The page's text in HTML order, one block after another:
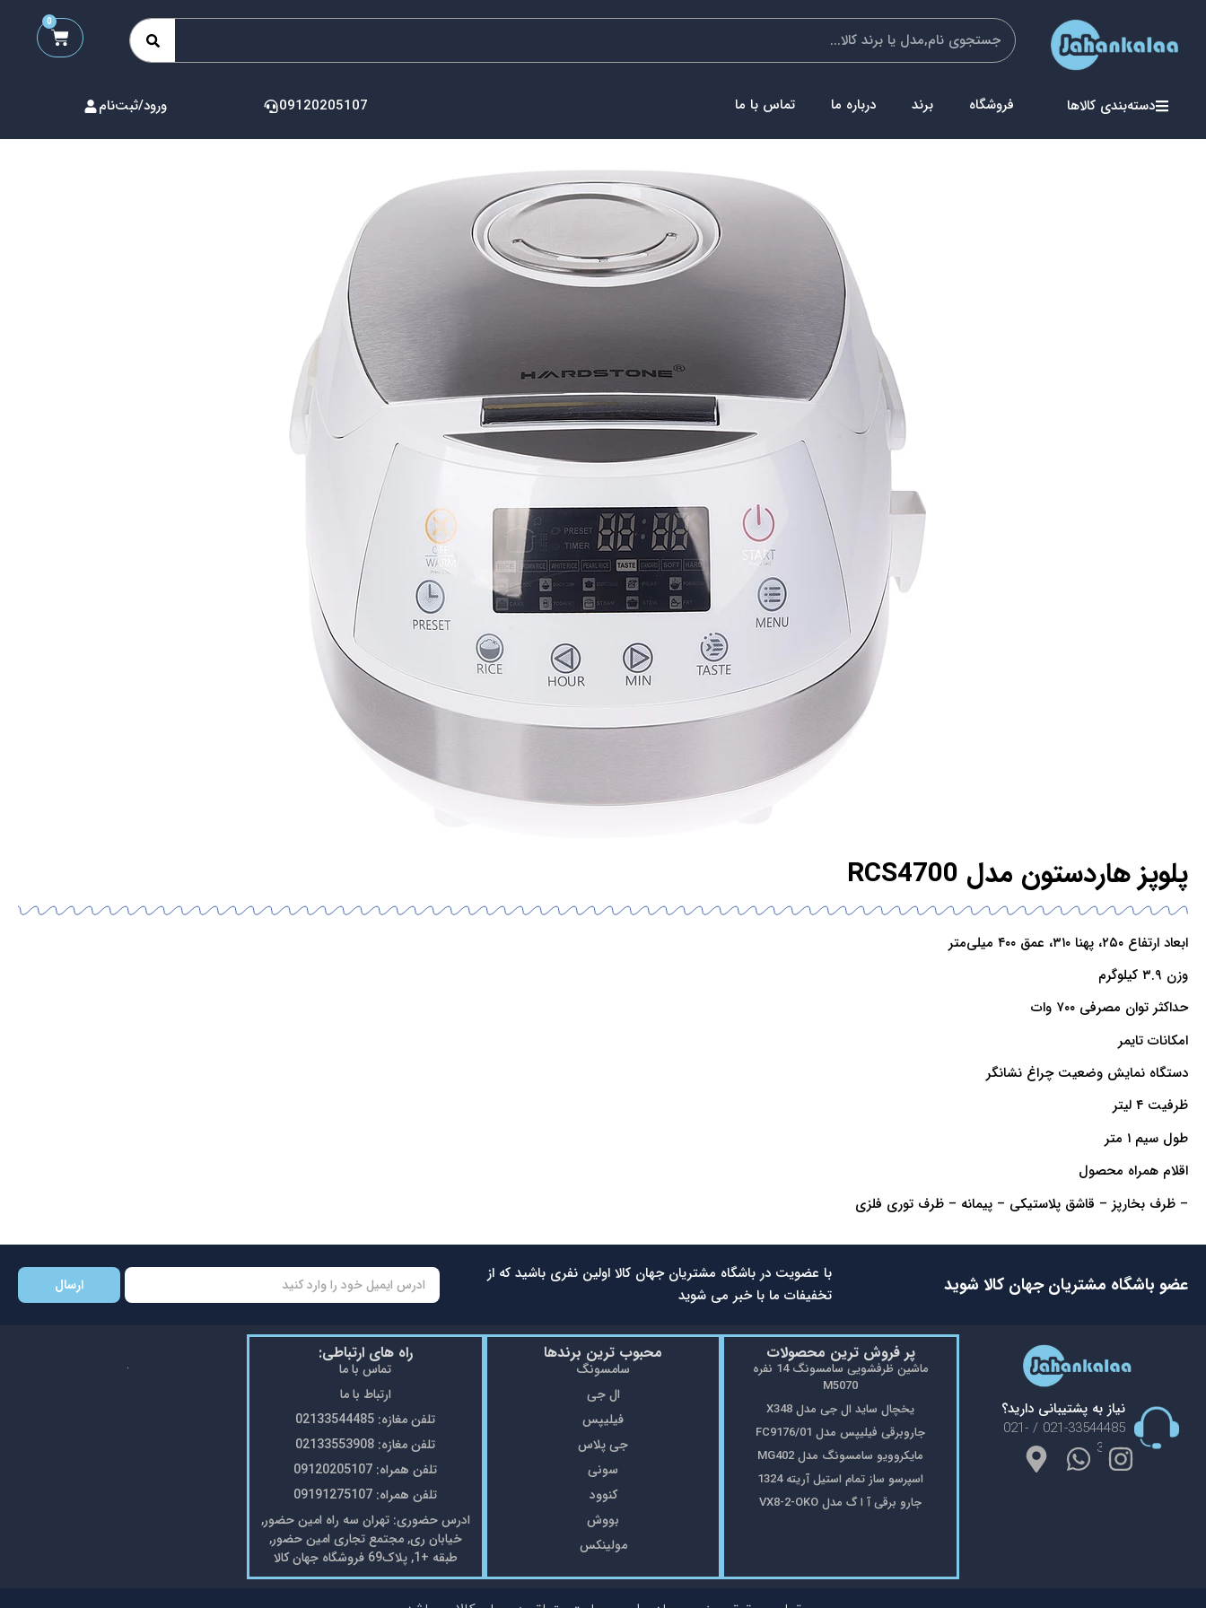
0
دسته‌بندی کالاها فروشگاه برند درباره ما تماس با ما 09120205107 ورود/ثبت‌نام
پلوپز هاردستون مدل RCS4700
ابعاد ارتفاع ۲۵۰، پهنا ۳۱۰، عمق ۴۰۰ میلی‌متر
وزن ۳.۹ کیلوگرم
حداکثر توان مصرفی ۷۰۰ وات
امکانات تایمر
دستگاه نمایش وضعیت چراغ نشانگر
ظرفیت ۴ لیتر
طول سیم ۱ متر
اقلام همراه محصول
– ظرف بخارپز – قاشق پلاستیکی – پیمانه – ظرف توری فلزی
عضو باشگاه مشتریان جهان کالا شوید
با عضویت در باشگاه مشتریان جهان کالا اولین نفری باشید که از
تخفیفات ما با خبر می شوید
ارسال
نیاز به پشتیبانی دارید؟
021-33544485 / 021-
33553908
پر فروش ترین محصولات
ماشین ظرفشویی سامسونگ 14 نفره
M5070
یخچال ساید ال جی مدل X348
جاروبرقی فیلیپس مدل FC9176/01
مایکروویو سامسونگ مدل MG402
اسپرسو ساز تمام استیل آریته 1324
جارو برقی آ ا گ مدل VX8-2-OKO
محبوب ترین برندها
سامسونگ
ال جی
فیلیپس
جی پلاس
سونی
کنوود
بووش
مولینکس
راه های ارتباطی:
تماس با ما
ارتباط با ما
تلفن مغازه: 02133544485
تلفن مغازه: 02133553908
تلفن همراه: 09120205107
تلفن همراه: 09191275107
ادرس حضوری: تهران سه راه امین حضور,
خیابان ری, مجتمع تجاری امین حضور,
طبقه +1, پلاک69 فروشگاه جهان کالا